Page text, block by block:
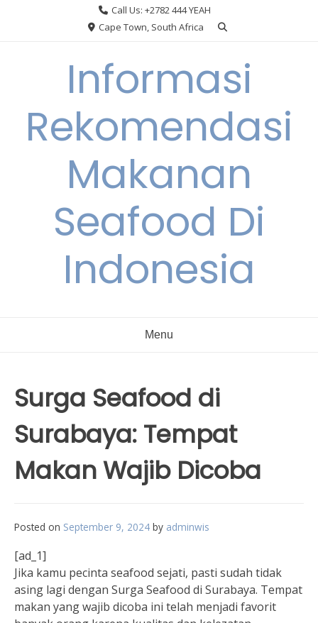
Call Us: +2782 444 YEAH
Cape Town, South Africa
Informasi
Rekomendasi
Makanan
Seafood Di
Indonesia
Menu
Surga Seafood di
Surabaya: Tempat
Makan Wajib Dicoba
Posted on September 9, 2024 by adminwis
[ad_1]
Jika kamu pecinta seafood sejati, pasti sudah tidak
asing lagi dengan Surga Seafood di Surabaya. Tempat
makan yang wajib dicoba ini telah menjadi favorit